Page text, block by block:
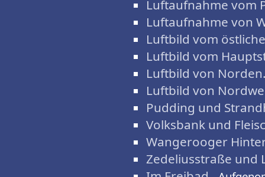
Luftaufnahme vom
Luftaufnahme von
Luftbild vom
Luftbild vom
Luftbild von
Luftbild von
Pudding und
Volksbank und
Wangerooger
Zedeliusstraße und